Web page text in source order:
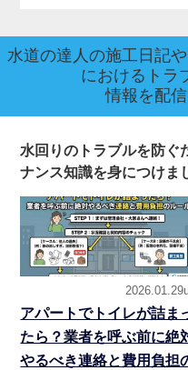
水道の達人の施工日記
におけるトラ
情報を配信
水回りのトラブルを防ぐ
ナンス知識を身につけま
アパートでトイレが詰ま
たら？業者を呼ぶ前に絶
やるべき連絡と費用負担